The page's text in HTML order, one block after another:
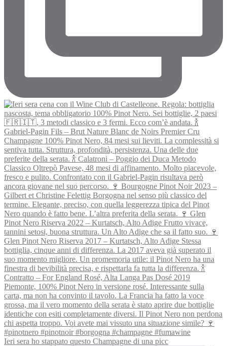
Ieri sera ho stappato questo Champagne di una picc